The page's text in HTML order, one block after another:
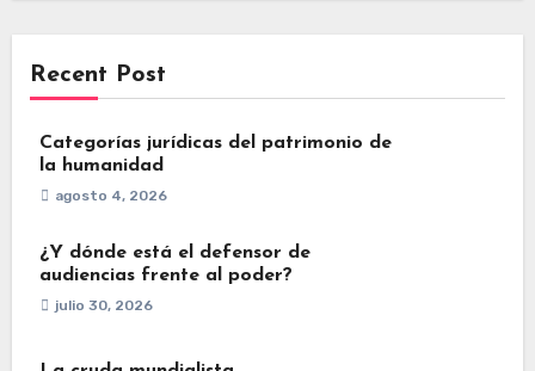
Recent Post
Categorías jurídicas del patrimonio de
la humanidad
agosto 4, 2026
¿Y dónde está el defensor de
audiencias frente al poder?
julio 30, 2026